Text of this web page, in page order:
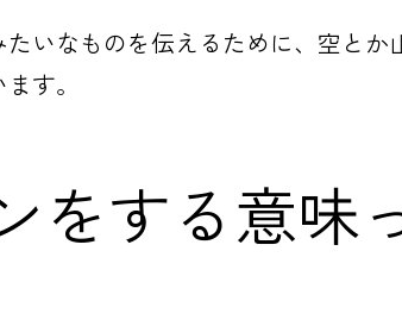
いなものを伝えるために、空と
す。
をする意味